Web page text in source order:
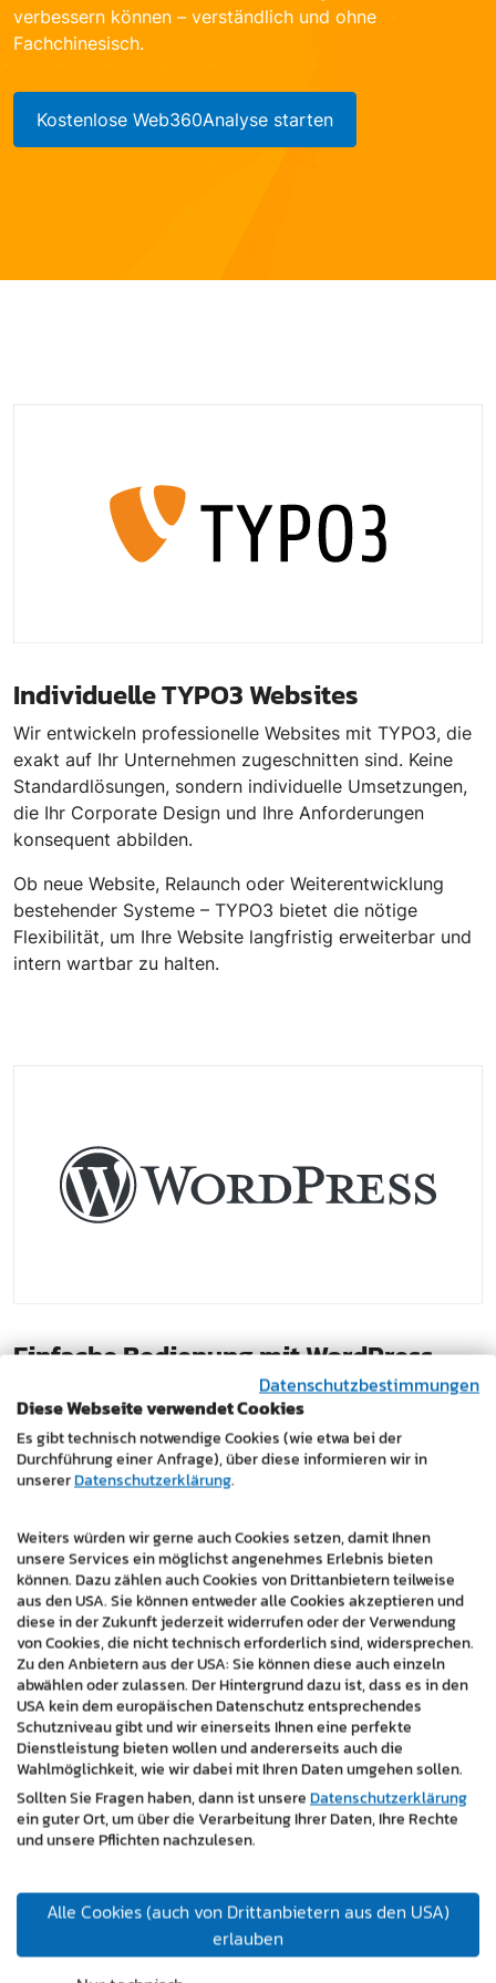
verbessern können – verständlich und ohne
Fachchinesisch.
Kostenlose Web360Analyse starten
Individuelle TYPO3 Websites
Wir entwickeln professionelle Websites mit TYPO3, die
exakt auf Ihr Unternehmen zugeschnitten sind. Keine
Standardlösungen, sondern individuelle Umsetzungen,
die Ihr Corporate Design und Ihre Anforderungen
konsequent abbilden.
Ob neue Website, Relaunch oder Weiterentwicklung
bestehender Systeme – TYPO3 bietet die nötige
Flexibilität, um Ihre Website langfristig erweiterbar und
intern wartbar zu halten.
Einfache Bedienung mit WordPress
WordPress eignet sich besonders für übersichtliche
Unternehmens-Websites mit klaren Inhalten. Texte und
Bilder lassen sich schnell anpassen und sind auch für
Mitarbeiter ohne technisches Vorwissen gut
Auf Wunsch erhalten Sie eine persönliche Einschulung –
alternativ übernehmen wir die komplette redaktionelle
Betreuung für Sie.
Gute Websites entstehen nicht zufällig
Eine erfolgreiche Website verbindet Design, Struktur
Inhalte logisch aufgebaut sind und Besucher schnell
finden, was sie suchen – unabhängig vom Endgerät.
Datenschutzbestimmungen
Diese Webseite verwendet Cookies
Es gibt technisch notwendige Cookies (wie etwa bei der
Durchführung einer Anfrage), über diese informieren wir in
unsererDatenschutzerklärung.
Weiters würden wir gerne auch Cookies setzen, damit Ihnen
unsere Services ein möglichst angenehmes Erlebnis bieten
können. Dazu zählen auch Cookies von Drittanbietern teilweise
aus den USA. Sie können entweder alle Cookies akzeptieren und
diese in der Zukunft jederzeit widerrufen oder der Verwendung
von Cookies, die nicht technisch erforderlich sind, widersprechen.
Zu den Anbietern aus der USA: Sie können diese auch einzeln
abwählen oder zulassen. Der Hintergrund dazu ist, dass es in den
USA kein dem europäischen Datenschutz entsprechendes
Schutzniveau gibt und wir einerseits Ihnen eine perfekte
Dienstleistung bieten wollen und andererseits auch die
Wahlmöglichkeit, wie wir dabei mit Ihren Daten umgehen sollen.
Sollten Sie Fragen haben, dann ist unsereDatenschutzerklärung
ein guter Ort, um über die Verarbeitung Ihrer Daten, Ihre Rechte
und unsere Pflichten nachzulesen.
Alle Cookies (auch von Drittanbietern aus den USA)
erlauben